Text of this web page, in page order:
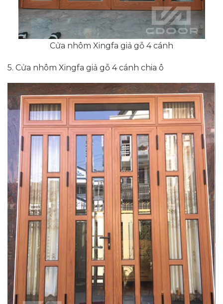
Cửa nhôm Xingfa giả gỗ 4 cánh
5. Cửa nhôm Xingfa giả gỗ 4 cánh chia ô